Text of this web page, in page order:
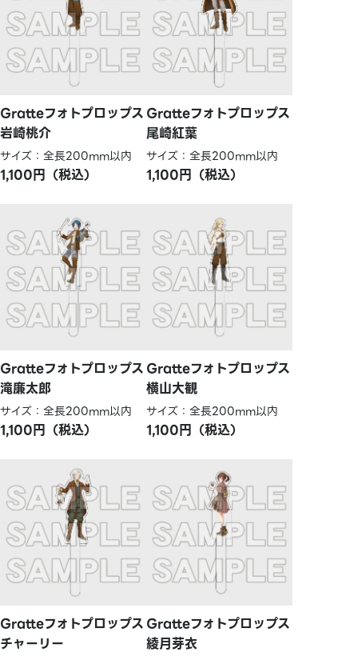
Gratteフォトプロップス
岩崎桃介
サイズ：全長200mm以内
1,100円（税込）
Gratteフォトプロップス
尾崎紅葉
サイズ：全長200mm以内
1,100円（税込）
Gratteフォトプロップス
滝廉太郎
サイズ：全長200mm以内
1,100円（税込）
Gratteフォトプロップス
横山大観
サイズ：全長200mm以内
1,100円（税込）
Gratteフォトプロップス
チャーリー
Gratteフォトプロップス
綾月芽衣